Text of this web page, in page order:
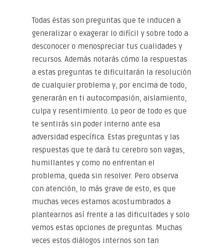
Todas éstas son preguntas que te inducen a
generalizar o exagerar lo difícil y sobre todo a
desconocer o menospreciar tus cualidades y
recursos. Además notarás cómo la respuestas
a estas preguntas te dificultarán la resolución
de cualquier problema y, por encima de todo,
generarán en ti autocompasión, aislamiento,
culpa y resentimiento. Lo peor de todo es que
te sentirás sin poder interno ante esa
adversidad específica. Estas preguntas y las
respuestas que te dará tu cerebro son vagas,
humillantes y como no enfrentan el
problema, queda sin resolver. Pero observa
con atención, lo más grave de esto, es que
muchas veces estamos acostumbrados a
plantearnos así frente a las dificultades y solo
vemos estas opciones de preguntas. Muchas
veces estos diálogos internos son tan